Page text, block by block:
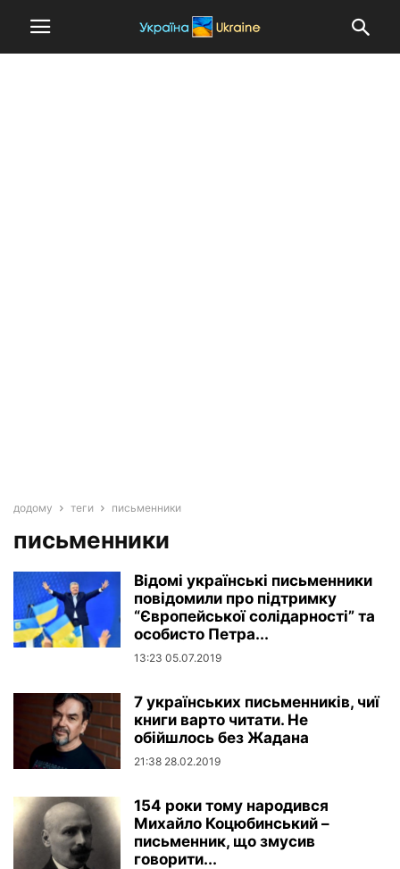
додому теги письменники
письменники
Відомі українські письменники
повідомили про підтримку
“Європейської солідарності” та
особисто Петра...
13:23 05.07.2019
7 українських письменників, чиї
книги варто читати. Не
обійшлось без Жадана
21:38 28.02.2019
154 роки тому народився
Михайло Коцюбинський –
письменник, що змусив
говорити...